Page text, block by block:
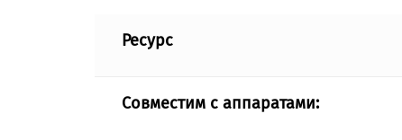
Ресурс
Совместим с аппаратами: